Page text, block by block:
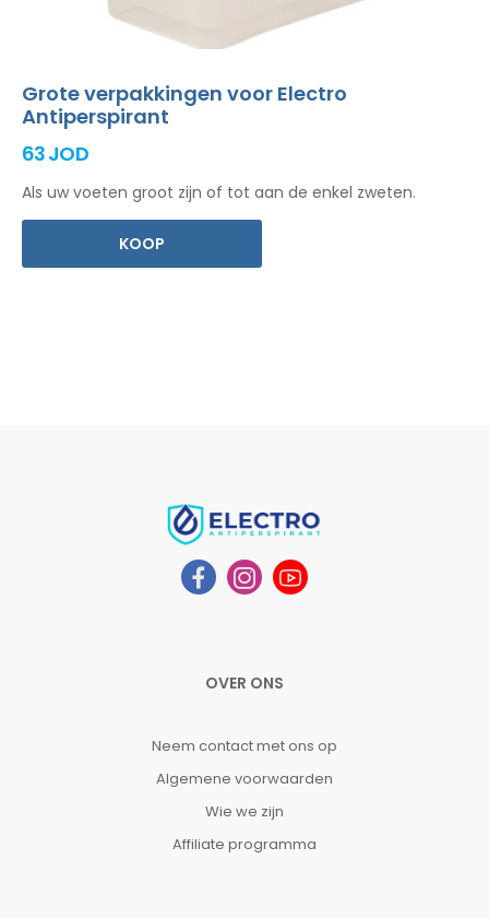
Grote verpakkingen voor Electro
Antiperspirant
63 JOD
Als uw voeten groot zijn of tot aan de enkel zweten.
KOOP
OVER ONS
Neem contact met ons op
Algemene voorwaarden
Wie we zijn
Affiliate programma